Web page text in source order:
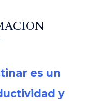
es un
y